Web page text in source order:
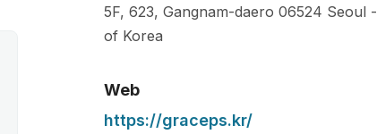
5F, 623, Gangnam-daero 06524 Seoul -
of Korea
Web
https://graceps.kr/